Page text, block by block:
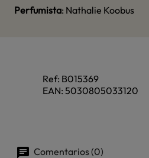
Perfumista: Nathalie Koobus
Ref: B015369
EAN: 5030805033120
Comentarios (0)